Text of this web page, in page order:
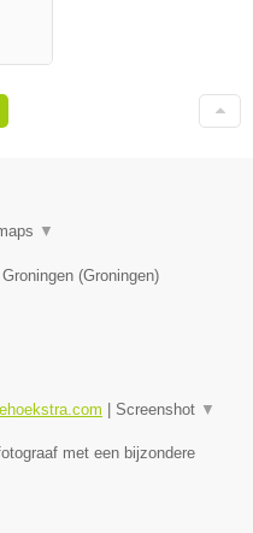
▼
Groningen (Groningen)
| Screenshot ▼
met een bijzondere